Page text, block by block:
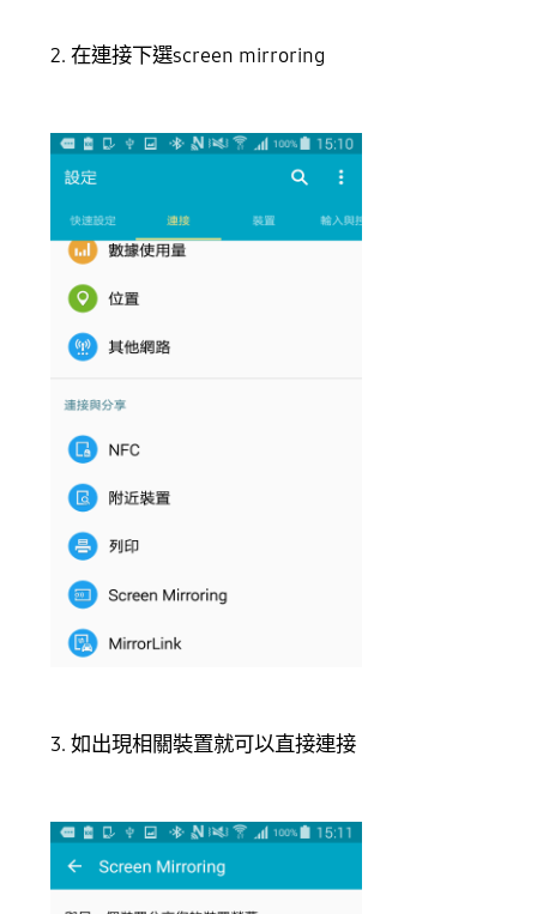
2. 在連接下選screen mirroring
3. 如出現相關裝置就可以直接連接